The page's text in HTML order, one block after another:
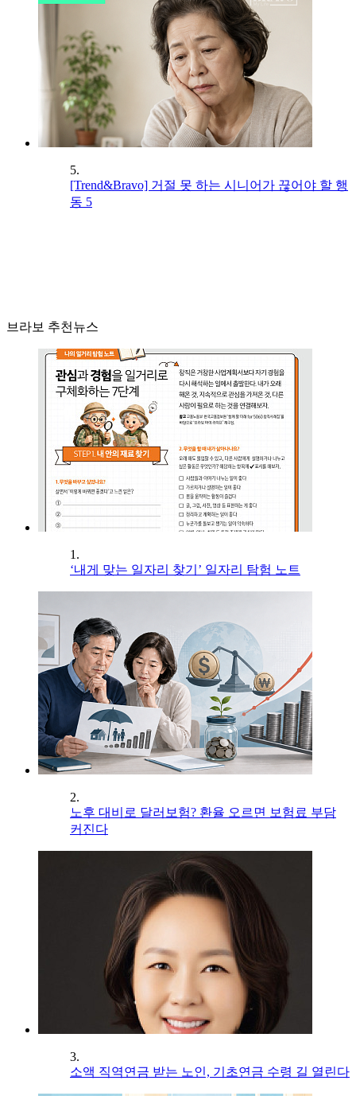
5.
[Trend&Bravo] 거절 못 하는 시니어가 끊어야 할 행
동 5
브라보 추천뉴스
1.
‘내게 맞는 일자리 찾기’ 일자리 탐험 노트
2.
노후 대비로 달러보험? 환율 오르면 보험료 부담
커진다
3.
소액 직역연금 받는 노인, 기초연금 수령 길 열린다